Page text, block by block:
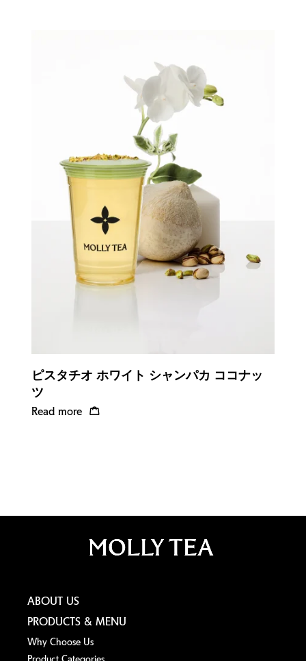
ピスタチオ ホワイト シャンパカ ココナッ
ツ
Read more
ABOUT US
PRODUCTS & MENU
Why Choose Us